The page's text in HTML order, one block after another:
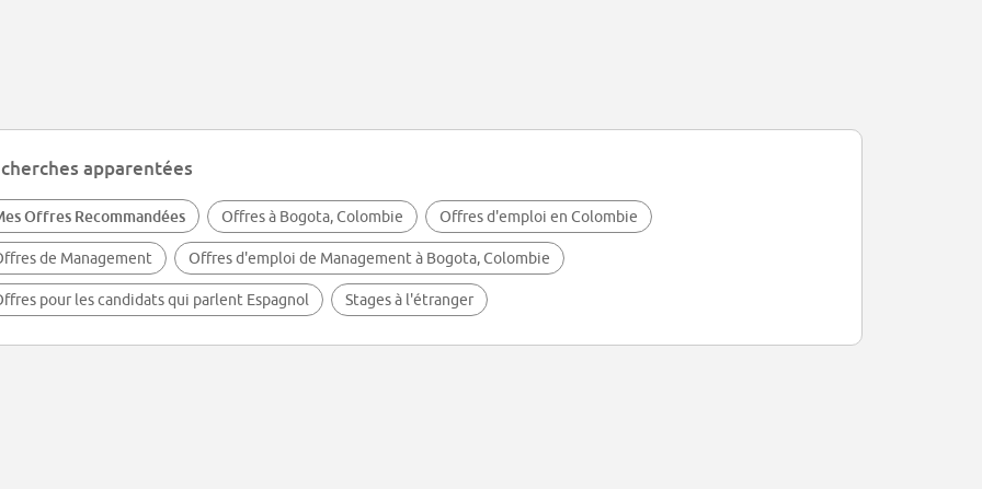
apparentées
Offres Recommandées Offres à Bogota, Colombie Offres d'emploi en Colombie
de Management Offres d'emploi de Management à Bogota, Colombie
pour les candidats qui parlent Espagnol Stages à l'étranger